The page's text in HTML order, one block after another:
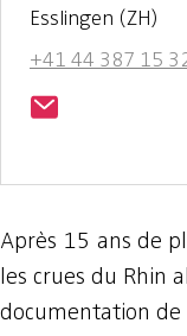
Esslingen (ZH)
+41 44 387 15
Après 15 ans de
les crues du Rhin
documentation